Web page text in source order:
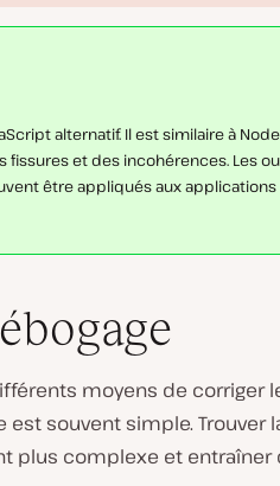
a
alternatif. Il est similaire à
fissures et des incohérences. Les
être appliqués aux applications
moyens de corriger
est souvent simple. Trouver
plus complexe et entraîner